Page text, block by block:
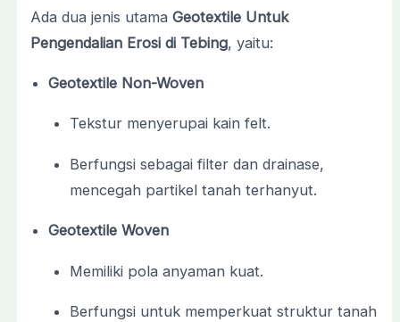
Ada dua jenis utama Geotextile Untuk
Pengendalian Erosi di Tebing, yaitu:
Geotextile Non-Woven
Tekstur menyerupai kain felt.
Berfungsi sebagai filter dan drainase,
mencegah partikel tanah terhanyut.
Geotextile Woven
Memiliki pola anyaman kuat.
Berfungsi untuk memperkuat struktur tanah